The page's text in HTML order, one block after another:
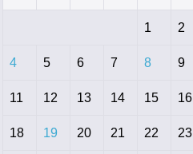
1 2
4 5 6 7 8 9
11 12 13 14 15 16
18 19 20 21 22 23